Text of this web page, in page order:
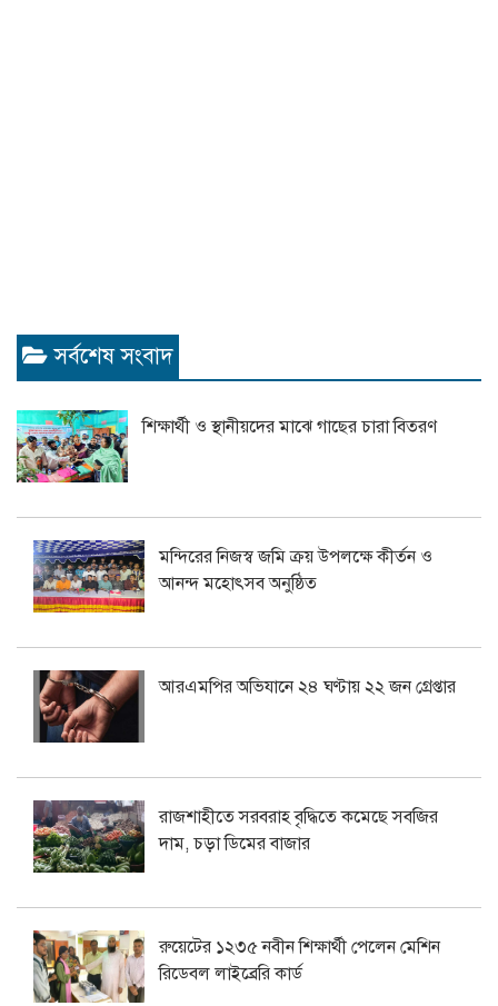
সর্বশেষ সংবাদ
শিক্ষার্থী ও স্থানীয়দের মাঝে গাছের চারা বিতরণ
মন্দিরের নিজস্ব জমি ক্রয় উপলক্ষে কীর্তন ও
আনন্দ মহোৎসব অনুষ্ঠিত
আরএমপির অভিযানে ২৪ ঘণ্টায় ২২ জন গ্রেপ্তার
রাজশাহীতে সরবরাহ বৃদ্ধিতে কমেছে সবজির
দাম, চড়া ডিমের বাজার
রুয়েটের ১২৩৫ নবীন শিক্ষার্থী পেলেন মেশিন
রিডেবল লাইব্রেরি কার্ড